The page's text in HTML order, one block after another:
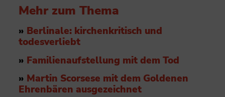
Mehr zum Thema
» Berlinale: kirchenkritisch und
todesverliebt
» Familienaufstellung mit dem Tod
» Martin Scorsese mit dem Goldenen
Ehrenbären ausgezeichnet